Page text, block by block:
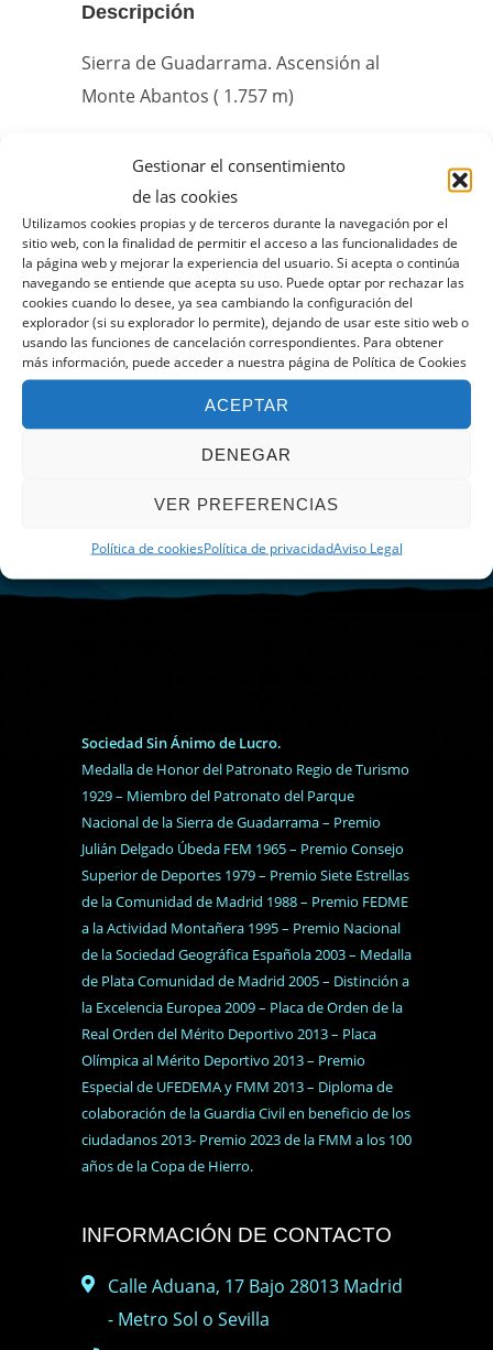
Gestionar el consentimiento
de las cookies
Utilizamos cookies propias y de terceros durante la navegación por el
sitio web, con la finalidad de permitir el acceso a las funcionalidades de
la página web y mejorar la experiencia del usuario. Si acepta o continúa
navegando se entiende que acepta su uso. Puede optar por rechazar las
cookies cuando lo desee, ya sea cambiando la configuración del
explorador (si su explorador lo permite), dejando de usar este sitio web o
usando las funciones de cancelación correspondientes. Para obtener
más información, puede acceder a nuestra página de Política de Cookies
ACEPTAR
DENEGAR
VER PREFERENCIAS
Política de cookiesPolítica de privacidadAviso Legal
Descripción
Sierra de Guadarrama. Ascensión al
Monte Abantos ( 1.757 m)
Sociedad Sin Ánimo de Lucro.
Medalla de Honor del Patronato Regio de Turismo
1929 – Miembro del Patronato del Parque
Nacional de la Sierra de Guadarrama – Premio
Julián Delgado Úbeda FEM 1965 – Premio Consejo
Superior de Deportes 1979 – Premio Siete Estrellas
de la Comunidad de Madrid 1988 – Premio FEDME
a la Actividad Montañera 1995 – Premio Nacional
de la Sociedad Geográfica Española 2003 – Medalla
de Plata Comunidad de Madrid 2005 – Distinción a
la Excelencia Europea 2009 – Placa de Orden de la
Real Orden del Mérito Deportivo 2013 – Placa
Olímpica al Mérito Deportivo 2013 – Premio
Especial de UFEDEMA y FMM 2013 – Diploma de
colaboración de la Guardia Civil en beneficio de los
ciudadanos 2013- Premio 2023 de la FMM a los 100
años de la Copa de Hierro.
INFORMACIÓN DE CONTACTO
Calle Aduana, 17 Bajo 28013 Madrid
- Metro Sol o Sevilla